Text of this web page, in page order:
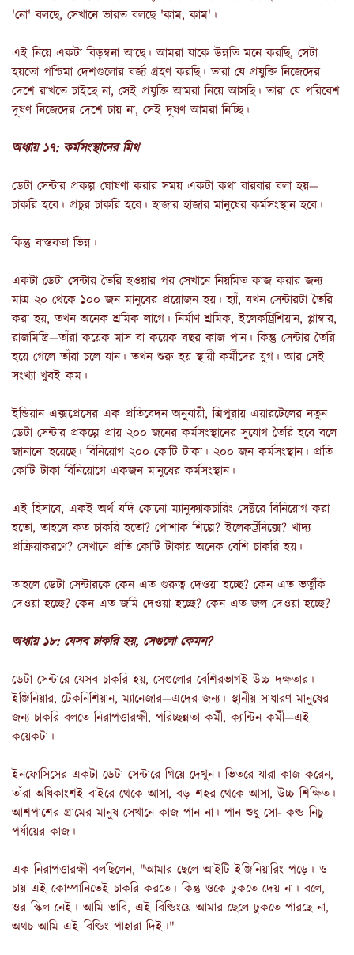
'নো' বলছে, সেখানে ভারত বলছে 'কাম, কাম'।
এই নিয়ে একটা বিড়ম্বনা আছে। আমরা যাকে উন্নতি মনে করছি, সেটা
হয়তো পশ্চিমা দেশগুলোর বর্জ্য গ্রহণ করছি। তারা যে প্রযুক্তি নিজেদের
দেশে রাখতে চাইছে না, সেই প্রযুক্তি আমরা নিয়ে আসছি। তারা যে পরিবেশ
দূষণ নিজেদের দেশে চায় না, সেই দূষণ আমরা নিচ্ছি।
অধ্যায় ১৭: কর্মসংস্থানের মিথ
ডেটা সেন্টার প্রকল্প ঘোষণা করার সময় একটা কথা বারবার বলা হয়—
চাকরি হবে। প্রচুর চাকরি হবে। হাজার হাজার মানুষের কর্মসংস্থান হবে।
কিন্তু বাস্তবতা ভিন্ন।
একটা ডেটা সেন্টার তৈরি হওয়ার পর সেখানে নিয়মিত কাজ করার জন্য
মাত্র ২০ থেকে ১০০ জন মানুষের প্রয়োজন হয়। হ্যাঁ, যখন সেন্টারটা তৈরি
করা হয়, তখন অনেক শ্রমিক লাগে। নির্মাণ শ্রমিক, ইলেকট্রিশিয়ান, প্লাম্বার,
রাজমিস্ত্রি—তাঁরা কয়েক মাস বা কয়েক বছর কাজ পান। কিন্তু সেন্টার তৈরি
হয়ে গেলে তাঁরা চলে যান। তখন শুরু হয় স্থায়ী কর্মীদের যুগ। আর সেই
সংখ্যা খুবই কম।
ইন্ডিয়ান এক্সপ্রেসের এক প্রতিবেদন অনুযায়ী, ত্রিপুরায় এয়ারটেলের নতুন
ডেটা সেন্টার প্রকল্পে প্রায় ২০০ জনের কর্মসংস্থানের সুযোগ তৈরি হবে বলে
জানানো হয়েছে। বিনিয়োগ ২০০ কোটি টাকা। ২০০ জন কর্মসংস্থান। প্রতি
কোটি টাকা বিনিয়োগে একজন মানুষের কর্মসংস্থান।
এই হিসাবে, একই অর্থ যদি কোনো ম্যানুফ্যাকচারিং সেক্টরে বিনিয়োগ করা
হতো, তাহলে কত চাকরি হতো? পোশাক শিল্পে? ইলেকট্রনিক্সে? খাদ্য
প্রক্রিয়াকরণে? সেখানে প্রতি কোটি টাকায় অনেক বেশি চাকরি হয়।
তাহলে ডেটা সেন্টারকে কেন এত গুরুত্ব দেওয়া হচ্ছে? কেন এত ভর্তুকি
দেওয়া হচ্ছে? কেন এত জমি দেওয়া হচ্ছে? কেন এত জল দেওয়া হচ্ছে?
অধ্যায় ১৮: যেসব চাকরি হয়, সেগুলো কেমন?
ডেটা সেন্টারে যেসব চাকরি হয়, সেগুলোর বেশিরভাগই উচ্চ দক্ষতার।
ইঞ্জিনিয়ার, টেকনিশিয়ান, ম্যানেজার—এদের জন্য। স্থানীয় সাধারণ মানুষের
জন্য চাকরি বলতে নিরাপত্তারক্ষী, পরিচ্ছন্নতা কর্মী, ক্যান্টিন কর্মী—এই
কয়েকটা।
ইনফোসিসের একটা ডেটা সেন্টারে গিয়ে দেখুন। ভিতরে যারা কাজ করেন,
তাঁরা অধিকাংশই বাইরে থেকে আসা, বড় শহর থেকে আসা, উচ্চ শিক্ষিত।
আশপাশের গ্রামের মানুষ সেখানে কাজ পান না। পান শুধু সো- কল্ড নিচু
পর্যায়ের কাজ।
এক নিরাপত্তারক্ষী বলছিলেন, "আমার ছেলে আইটি ইঞ্জিনিয়ারিং পড়ে। ও
চায় এই কোম্পানিতেই চাকরি করতে। কিন্তু ওকে ঢুকতে দেয় না। বলে,
ওর স্কিল নেই। আমি ভাবি, এই বিল্ডিংয়ে আমার ছেলে ঢুকতে পারছে না,
অথচ আমি এই বিল্ডিং পাহারা দিই।"